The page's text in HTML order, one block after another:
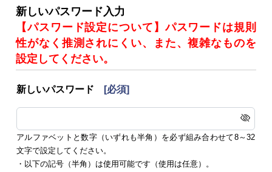
新しいパスワード入力
【パスワード設定について】パスワードは規則
性がなく推測されにくい、また、複雑なものを
設定してください。
新しいパスワード [必須]
アルファベットと数字（いずれも半角）を必ず組み合わせて8～32
文字で設定してください。
・以下の記号（半角）は使用可能です（使用は任意）。